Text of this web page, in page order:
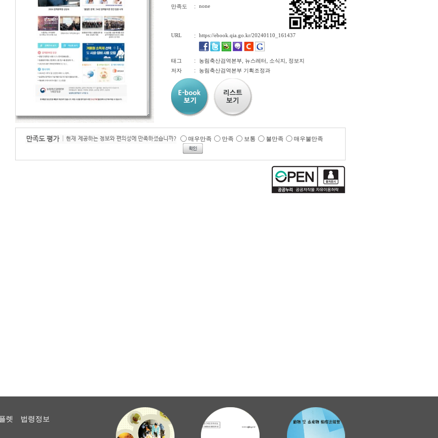
만족도 : none
URL : https://ebook.qia.go.kr/20240110_161437
태그 :
농림축산검역본부, 뉴스레터, 소식지, 정보지
저자
: 농림축산검역본부 기획조정과
매우만족 만족 보통 불만족 매우불만족
렛 법령정보